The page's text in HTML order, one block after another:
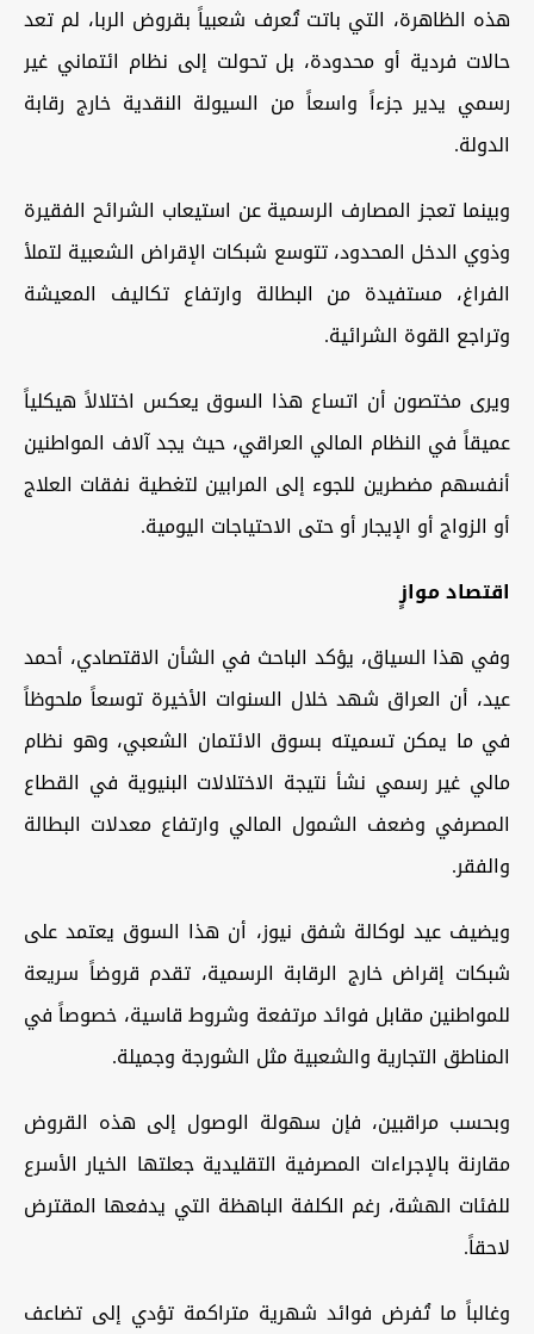
هذه الظاهرة، التي باتت تُعرف شعبياً بقروض الربا، لم تعد
حالات فردية أو محدودة، بل تحولت إلى نظام ائتماني غير
رسمي يدير جزءاً واسعاً من السيولة النقدية خارج رقابة
الدولة.
وبينما تعجز المصارف الرسمية عن استيعاب الشرائح الفقيرة
وذوي الدخل المحدود، تتوسع شبكات الإقراض الشعبية لتملأ
الفراغ، مستفيدة من البطالة وارتفاع تكاليف المعيشة
وتراجع القوة الشرائية.
ويرى مختصون أن اتساع هذا السوق يعكس اختلالاً هيكلياً
عميقاً في النظام المالي العراقي، حيث يجد آلاف المواطنين
أنفسهم مضطرين للجوء إلى المرابين لتغطية نفقات العلاج
أو الزواج أو الإيجار أو حتى الاحتياجات اليومية.
اقتصاد موازٍ
وفي هذا السياق، يؤكد الباحث في الشأن الاقتصادي، أحمد
عيد، أن العراق شهد خلال السنوات الأخيرة توسعاً ملحوظاً
في ما يمكن تسميته بسوق الائتمان الشعبي، وهو نظام
مالي غير رسمي نشأ نتيجة الاختلالات البنيوية في القطاع
المصرفي وضعف الشمول المالي وارتفاع معدلات البطالة
والفقر.
ويضيف عيد لوكالة شفق نيوز، أن هذا السوق يعتمد على
شبكات إقراض خارج الرقابة الرسمية، تقدم قروضاً سريعة
للمواطنين مقابل فوائد مرتفعة وشروط قاسية، خصوصاً في
المناطق التجارية والشعبية مثل الشورجة وجميلة.
وبحسب مراقبين، فإن سهولة الوصول إلى هذه القروض
مقارنة بالإجراءات المصرفية التقليدية جعلتها الخيار الأسرع
للفئات الهشة، رغم الكلفة الباهظة التي يدفعها المقترض
لاحقاً.
وغالباً ما تُفرض فوائد شهرية متراكمة تؤدي إلى تضاعف